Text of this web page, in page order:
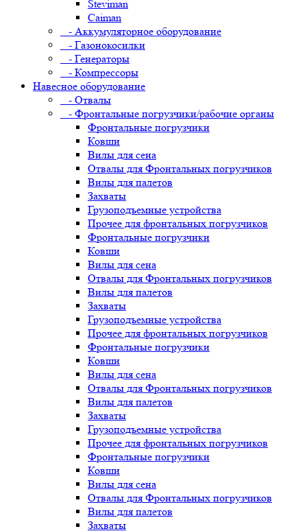
Steviman
Caiman
- Аккумуляторное оборудование
- Газонокосилки
- Генераторы
- Компрессоры
Навесное оборудование
- Отвалы
- Фронтальные погрузчики/рабочие органы
Фронтальные погрузчики
Ковши
Вилы для сена
Отвалы для Фронтальных погрузчиков
Вилы для палетов
Захваты
Грузоподъемные устройства
Прочее для фронтальных погрузчиков
Фронтальные погрузчики
Ковши
Вилы для сена
Отвалы для Фронтальных погрузчиков
Вилы для палетов
Захваты
Грузоподъемные устройства
Прочее для фронтальных погрузчиков
Фронтальные погрузчики
Ковши
Вилы для сена
Отвалы для Фронтальных погрузчиков
Вилы для палетов
Захваты
Грузоподъемные устройства
Прочее для фронтальных погрузчиков
Фронтальные погрузчики
Ковши
Вилы для сена
Отвалы для Фронтальных погрузчиков
Вилы для палетов
Захваты